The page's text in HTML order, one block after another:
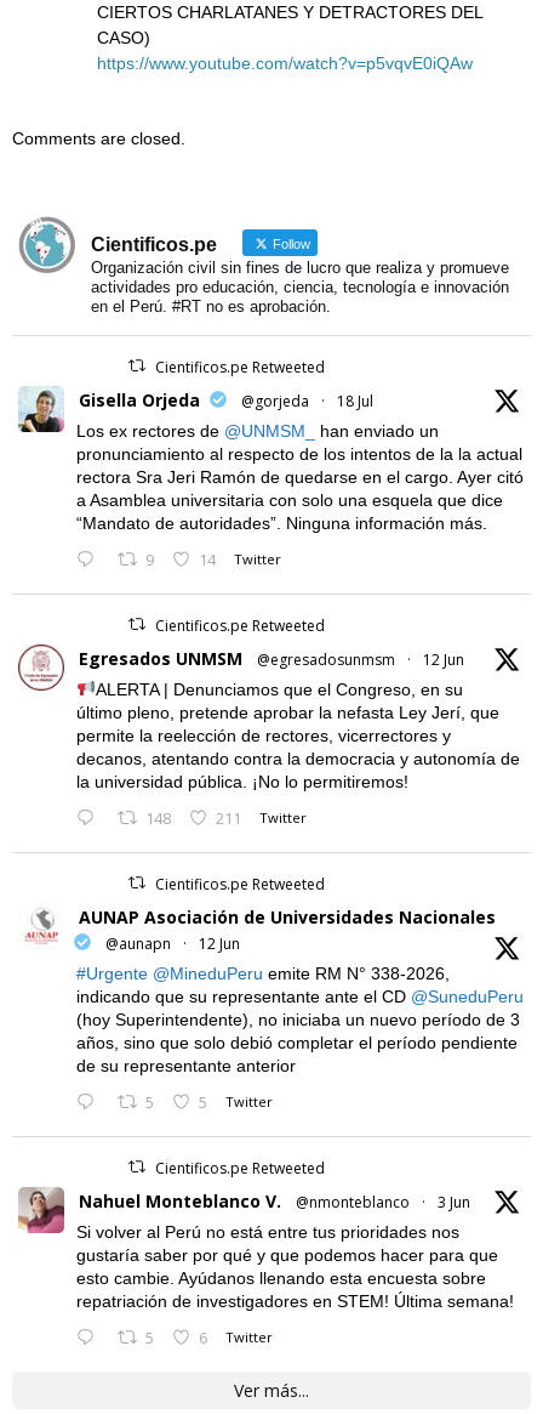
CIERTOS CHARLATANES Y DETRACTORES DEL
CASO)
https://www.youtube.com/watch?v=p5vqvE0iQAw
Comments are closed.
Cientificos.pe Follow
Organización civil sin fines de lucro que realiza y promueve
actividades pro educación, ciencia, tecnología e innovación
en el Perú. #RT no es aprobación.
Cientificos.pe Retweeted
Gisella Orjeda @gorjeda · 18 Jul
Los ex rectores de @UNMSM_
han enviado un
pronunciamiento al respecto de los intentos de la la actual
rectora Sra Jeri Ramón de quedarse en el cargo. Ayer citó
a Asamblea universitaria con solo una esquela que dice
“Mandato de autoridades”. Ninguna información más.
9 14 Twitter
Cientificos.pe Retweeted
Egresados UNMSM @egresadosunmsm · 12 Jun
ALERTA | Denunciamos que el Congreso, en su
último pleno, pretende aprobar la nefasta Ley Jerí, que
permite la reelección de rectores, vicerrectores y
decanos, atentando contra la democracia y autonomía de
la universidad pública. ¡No lo permitiremos!
148 211 Twitter
Cientificos.pe Retweeted
AUNAP Asociación de Universidades Nacionales
@aunapn · 12 Jun
#Urgente @MineduPeru emite RM N° 338-2026,
indicando que su representante ante el CD @SuneduPeru
(hoy Superintendente), no iniciaba un nuevo período de 3
años, sino que solo debió completar el período pendiente
de su representante anterior
5 5 Twitter
Cientificos.pe Retweeted
Nahuel Monteblanco V. @nmonteblanco · 3 Jun
Si volver al Perú no está entre tus prioridades nos
gustaría saber por qué y que podemos hacer para que
esto cambie. Ayúdanos llenando esta encuesta sobre
repatriación de investigadores en STEM! Última semana!
5 6 Twitter
Ver más...